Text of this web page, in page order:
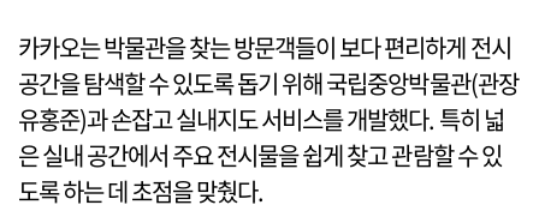
카카오는 박물관을 찾는 방문객들이 보다 편리하게 전시
공간을 탐색할 수 있도록 돕기 위해 국립중앙박물관(관장
유홍준)과 손잡고 실내지도 서비스를 개발했다. 특히 넓
은 실내 공간에서 주요 전시물을 쉽게 찾고 관람할 수 있
도록 하는 데 초점을 맞췄다.